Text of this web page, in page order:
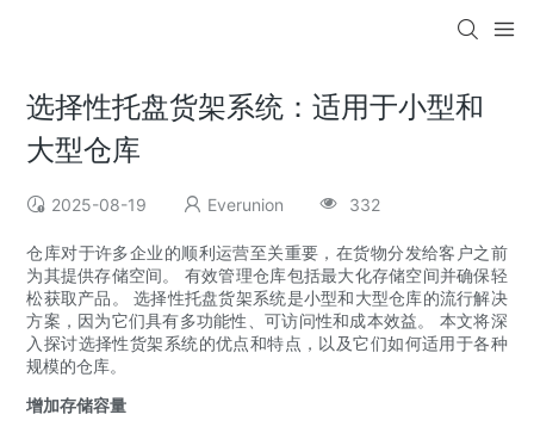
选择性托盘货架系统：适用于小型和
大型仓库
2025-08-19 Everunion 332
仓库对于许多企业的顺利运营至关重要，在货物分发给客户之前
为其提供存储空间。 有效管理仓库包括最大化存储空间并确保轻
松获取产品。 选择性托盘货架系统是小型和大型仓库的流行解决
方案，因为它们具有多功能性、可访问性和成本效益。 本文将深
入探讨选择性货架系统的优点和特点，以及它们如何适用于各种
规模的仓库。
增加存储容量